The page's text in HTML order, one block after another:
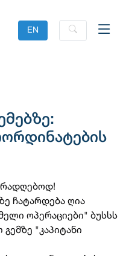
EN
ჩატარდება ღია
ოპერაციები" ბუსსს
"კაპიტანი